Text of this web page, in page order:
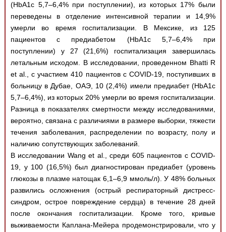
(HbA1c 5,7–6,4% при поступлении), из которых 17% были
переведены в отделение интенсивной терапии и 14,9%
умерли во время госпитализации. В Мексике, из 125
пациентов с предиабетом (HbA1c 5,7–6,4% при
поступлении) у 27 (21,6%) госпитализация завершилась
летальным исходом. В исследовании, проведенном Bhatti R
et al., c участием 410 пациентов с COVID-19, поступивших в
больницу в Дубае, ОАЭ, 10 (2,4%) имели предиабет (HbA1c
5,7–6,4%), из которых 20% умерли во время госпитализации.
Разница в показателях смертности между исследованиями,
вероятно, связана с различиями в размере выборки, тяжести
течения заболевания, распределении по возрасту, полу и
наличию сопутствующих заболеваний.
В исследовании Wang et al., среди 605 пациентов с COVID-
19, у 100 (16,5%) был диагностирован предиабет (уровень
глюкозы в плазме натощак 6,1–6,9 ммоль/л). У 48% больных
развились осложнения (острый респираторный дистресс-
синдром, острое повреждение сердца) в течение 28 дней
после окончания госпитализации. Кроме того, кривые
выживаемости Каплана-Мейера продемонстрировали, что у